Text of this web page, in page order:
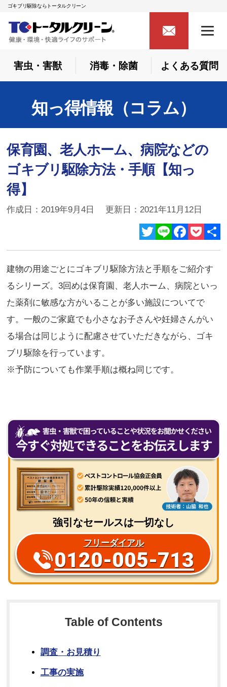
ゴキブリ駆除ならトータルクリーン
害虫・害獣 消毒・除菌 よくある質問
知っ得情報（コラム）
保育園、老人ホーム、病院などの
ゴキブリ駆除方法・手順【知っ
得】
作成日：2019年9月4日 更新日：2021年11月12日
有
建物の用途ごとにゴキブリ駆除方法と手順をご紹介す
るシリーズ。3回めは保育園、老人ホーム、病院といっ
た薬剤に敏感な方がいることが多い施設についてで
す。一般のご家庭でも小さなお子さんや妊婦さんがい
る場合は同じように配慮させていただきながら、ゴキ
ブリ駆除を行っています。
※予防についても作業手順は概ね同じです。
強引なセールスは一切なし
フリーダイアル
0120-005-713
Table of Contents
調査・お見積り
工事の実施